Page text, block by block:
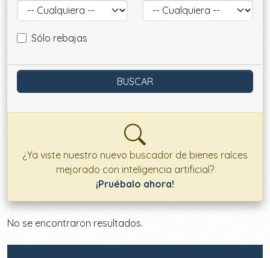
Sólo rebajas
¿Ya viste nuestro nuevo buscador de bienes raíces
mejorado con inteligencia artificial?
¡Pruébalo ahora!
Ofertas disponibles
No se encontraron resultados.